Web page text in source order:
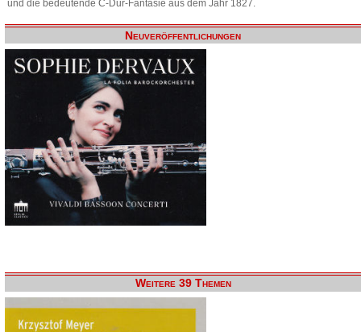
und die bedeutende C-Dur-Fantasie aus dem Jahr 1827.
Neuveröffentlichungen
Weitere 39 Themen